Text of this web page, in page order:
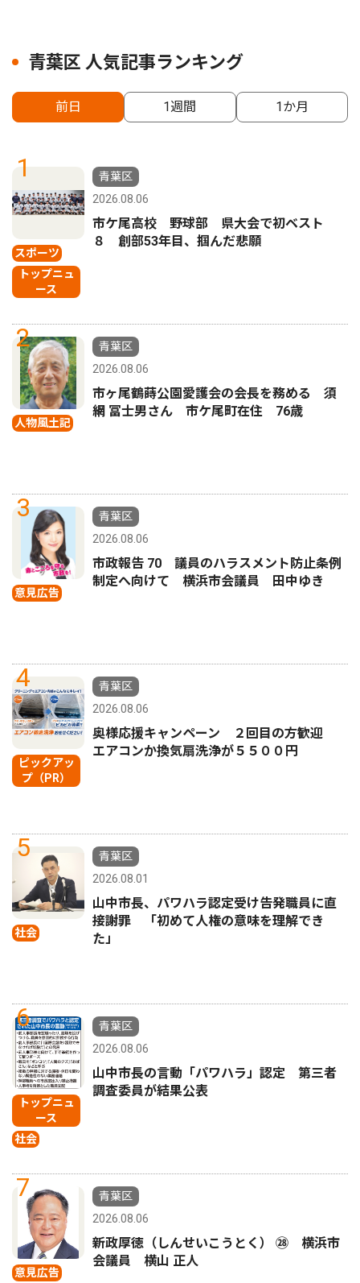
青葉区 人気記事ランキング
前日 1週間 1か月
1
スポーツ
トップニュ
ース
青葉区
2026.08.06
市ケ尾高校 野球部 県大会で初ベスト
８ 創部53年目、掴んだ悲願
2
人物風土記
青葉区
2026.08.06
市ヶ尾鶴蒔公園愛護会の会長を務める 須
網 冨士男さん 市ケ尾町在住 76歳
3
意見広告
青葉区
2026.08.06
市政報告 70 議員のハラスメント防止条例
制定へ向けて 横浜市会議員 田中ゆき
4
ピックアッ
プ（PR）
青葉区
2026.08.06
奥様応援キャンペーン ２回目の方歓迎
エアコンか換気扇洗浄が５５００円
5
社会
青葉区
2026.08.01
山中市長、パワハラ認定受け告発職員に直
接謝罪 「初めて人権の意味を理解でき
た」
6
トップニュ
ース
社会
青葉区
2026.08.06
山中市長の言動「パワハラ」認定 第三者
調査委員が結果公表
7
意見広告
青葉区
2026.08.06
新政厚徳（しんせいこうとく） ㉘ 横浜市
会議員 横山 正人